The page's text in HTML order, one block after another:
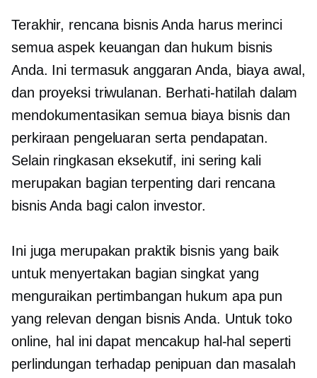
Terakhir, rencana bisnis Anda harus merinci
semua aspek keuangan dan hukum bisnis
Anda. Ini termasuk anggaran Anda, biaya awal,
dan proyeksi triwulanan. Berhati-hatilah dalam
mendokumentasikan semua biaya bisnis dan
perkiraan pengeluaran serta pendapatan.
Selain ringkasan eksekutif, ini sering kali
merupakan bagian terpenting dari rencana
bisnis Anda bagi calon investor.
Ini juga merupakan praktik bisnis yang baik
untuk menyertakan bagian singkat yang
menguraikan pertimbangan hukum apa pun
yang relevan dengan bisnis Anda. Untuk toko
online, hal ini dapat mencakup hal-hal seperti
perlindungan terhadap penipuan dan masalah